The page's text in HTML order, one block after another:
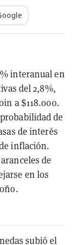
interanual en
del 2,8%,
a $118.000.
de
de interés
inflación.
de
en los
subió el